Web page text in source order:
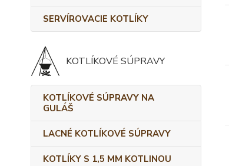
SERVÍROVACIE KOTLÍKY
KOTLÍKOVÉ SÚPRAVY
KOTLÍKOVÉ SÚPRAVY NA
GULÁŠ
LACNÉ KOTLÍKOVÉ SÚPRAVY
KOTLÍKY S 1,5 MM KOTLINOU